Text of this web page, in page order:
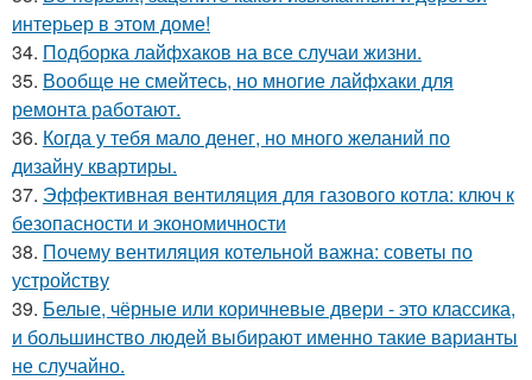
интерьер в этом доме!
34. Подборка лайфхаков на все случаи жизни.
35. Вообще не смейтесь, но многие лайфхаки для
ремонта работают.
36. Когда у тебя мало денег, но много желаний по
дизайну квартиры.
37. Эффективная вентиляция для газового котла: ключ к
безопасности и экономичности
38. Почему вентиляция котельной важна: советы по
устройству
39. Белые, чёрные или коричневые двери - это классика,
и большинство людей выбирают именно такие варианты
не случайно.